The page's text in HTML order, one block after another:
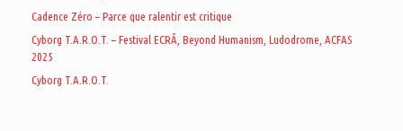
Cadence Zéro – Parce que ralentir est critique
Cyborg T.A.R.O.T. – Festival ECRÃ, Beyond Humanism, Ludodrome, ACFAS
2025
Cyborg T.A.R.O.T.